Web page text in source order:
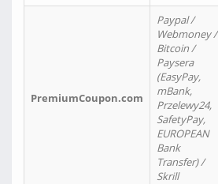
PremiumCoupon.com
Paypal /
Webmoney /
Bitcoin /
Paysera
(EasyPay,
mBank,
Przelewy24,
SafetyPay,
EUROPEAN
Bank
Transfer) /
Skrill